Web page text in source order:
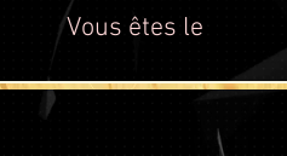
Vous êtes le